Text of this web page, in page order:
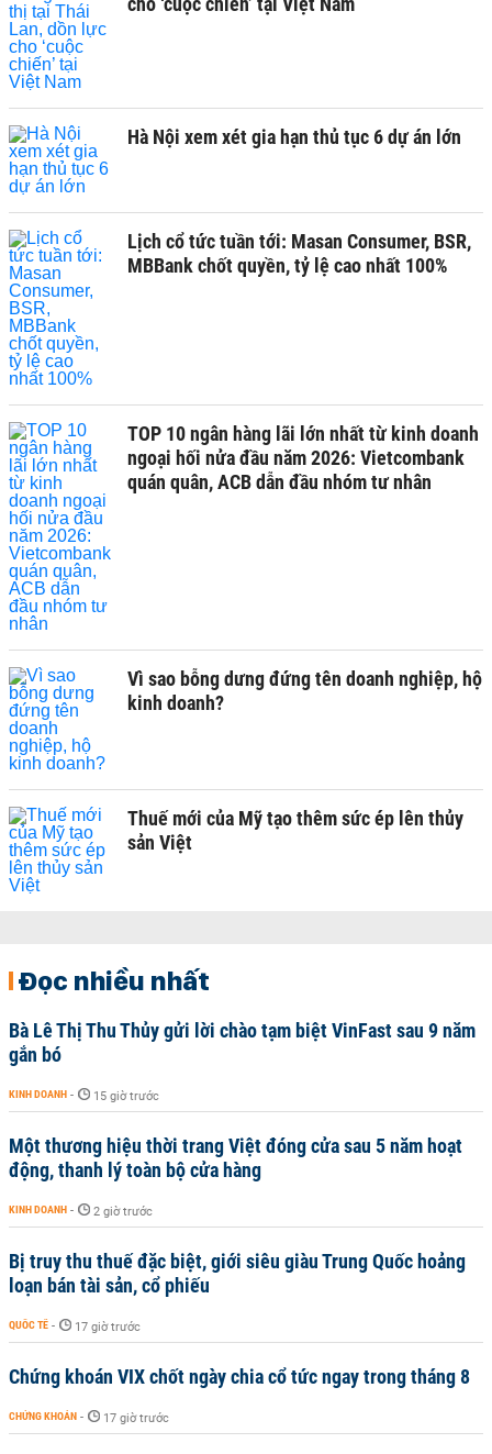
Hà Nội xem xét gia hạn thủ tục 6 dự án lớn
Lịch cổ tức tuần tới: Masan Consumer, BSR,
MBBank chốt quyền, tỷ lệ cao nhất 100%
TOP 10 ngân hàng lãi lớn nhất từ kinh doanh
ngoại hối nửa đầu năm 2026: Vietcombank
quán quân, ACB dẫn đầu nhóm tư nhân
Vì sao bỗng dưng đứng tên doanh nghiệp, hộ
kinh doanh?
Thuế mới của Mỹ tạo thêm sức ép lên thủy
sản Việt
Đọc nhiều nhất
Bà Lê Thị Thu Thủy gửi lời chào tạm biệt VinFast sau 9 năm
gắn bó
KINH DOANH - 15 giờ trước
Một thương hiệu thời trang Việt đóng cửa sau 5 năm hoạt
động, thanh lý toàn bộ cửa hàng
KINH DOANH - 2 giờ trước
Bị truy thu thuế đặc biệt, giới siêu giàu Trung Quốc hoảng
loạn bán tài sản, cổ phiếu
QUỐC TẾ - 17 giờ trước
Chứng khoán VIX chốt ngày chia cổ tức ngay trong tháng 8
CHỨNG KHOÁN - 17 giờ trước